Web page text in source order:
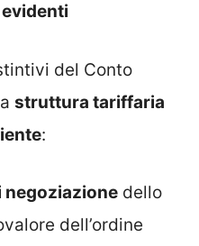
del Conto
struttura tariffaria
:
negoziazione dello
dell’ordine